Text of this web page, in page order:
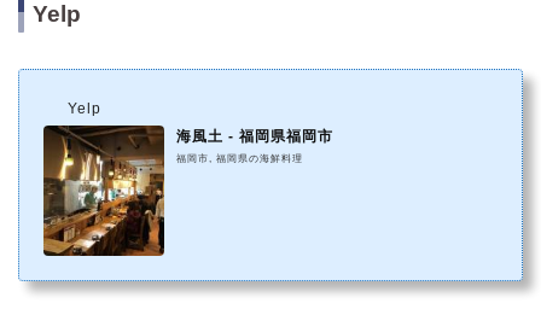
Yelp
Yelp
海風土 - 福岡県福岡市
福岡市, 福岡県の海鮮料理